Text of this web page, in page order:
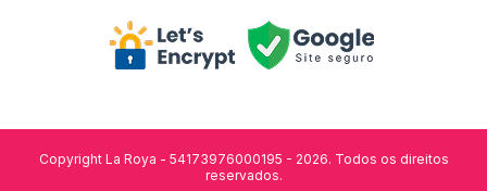
Copyright La Roya - 54173976000195 - 2026. Todos os direitos
reservados.